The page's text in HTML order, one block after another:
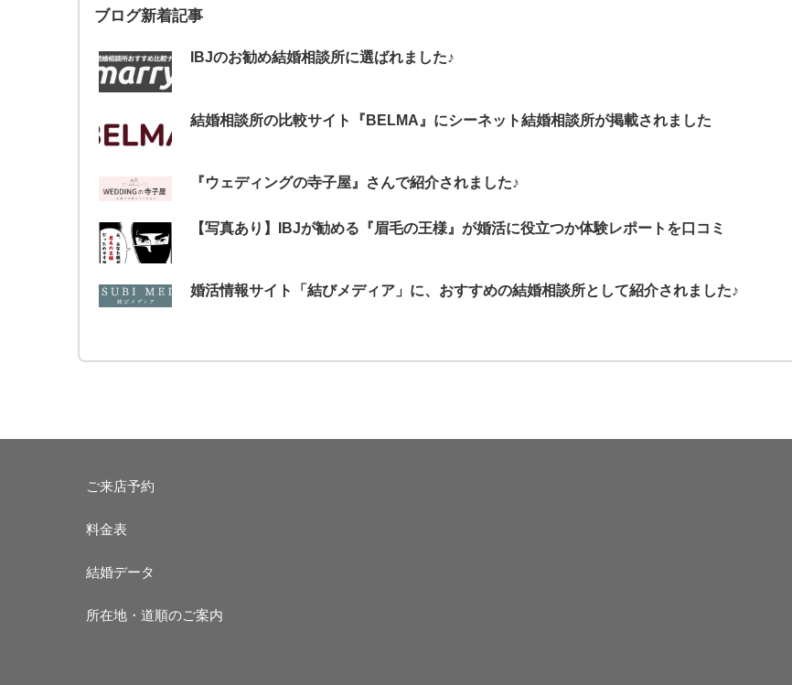
ブログ新着記事
IBJのお勧め結婚相談所に選ばれました♪
結婚相談所の比較サイト『BELMA』にシーネット結婚相談所が掲載されました
『ウェディングの寺子屋』さんで紹介されました♪
【写真あり】IBJが勧める『眉毛の王様』が婚活に役立つか体験レポートを口コミ
婚活情報サイト「結びメディア」に、おすすめの結婚相談所として紹介されました♪
ご来店予約
料金表
結婚データ
所在地・道順のご案内